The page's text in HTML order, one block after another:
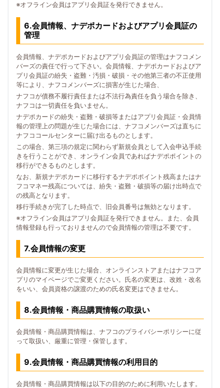
※オフライン会員はアプリ会員証を発行できません。
6.会員情報、ナデポカードおよびアプリ会員証の
管理
会員情報、ナデポカードおよびアプリ会員証の管理はナフコメン
バーズの責任で行って下さい。会員情報、ナデポカードおよびア
プリ会員証の紛失・盗難・汚損・破損・その他第三者の不正使用
等により、ナフコメンバーズに損害が生じた場合、
ナフコが債務不履行責任または不法行為責任を負う場合を除き、
ナフコは一切責任を負いません。
ナデポカードの紛失・盗難・破損等またはアプリ会員証・会員情
報の管理上の問題が生じた場合には、ナフコメンバーズは直ちに
ナフココールセンターに届け出るものとします。
この場合、第三項の規定に関わらず新規会員として入会申込手続
きを行うことができ、オンライン会員であればナデポポイントの
移行ができるものとします。
なお、新規ナデポカードに移行するナデポポイント残高またはナ
フコマネー残高については、紛失・盗難・破損等の届け出時点で
の残高となります。
移行手続きが完了した時点で、旧会員番号は無効となります。
※オフライン会員はアプリ会員証を発行できません。また、会員
情報登録も行っておりませんので会員情報の管理は不要です。
7.会員情報の変更
会員情報に変更が生じた場合、オンラインストアまたはナフコア
プリのマイページでご変更ください。氏名の変更は、改姓・改名
をいい、会員資格の譲渡のための氏名変更はできません。
8.会員情報・商品購買情報の取扱い
会員情報・商品購買情報は、ナフコのプライバシーポリシーに従
って取扱い、厳重に管理・保管します。
9.会員情報・商品購買情報の利用目的
会員情報・商品購買情報は以下の目的のために利用いたします。